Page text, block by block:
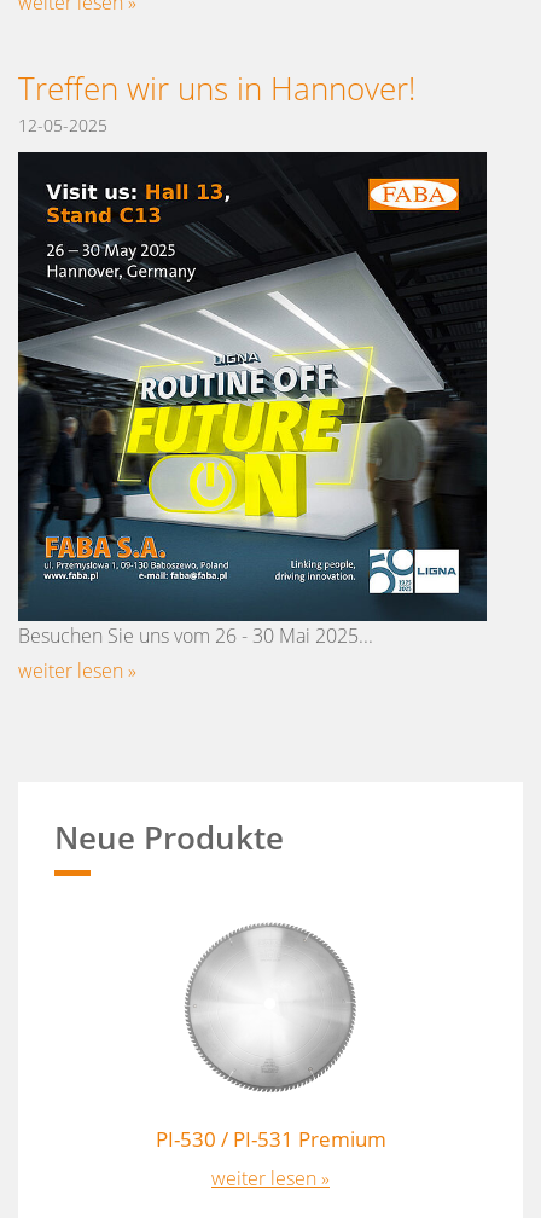
Treffen wir uns in Hannover!
12-05-2025
Besuchen Sie uns vom 26 - 30 Mai 2025...
weiter lesen »
Neue Produkte
PI-530 / PI-531 Premium
weiter lesen »